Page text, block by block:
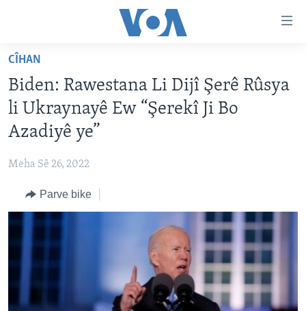
Yekser
naveroka
serekî
Yekser
here
Malpera
Yekser
here
Lêgerînê
DESTPÊK
NÛÇE
VÎDYO GALERÎ
HEVPEYVÎN
HERÊMÊN KURDAN
TIRKÎYE
SÛRÎYE
ÎRAQ
ÎRAN
ROJHILATA NAVÎN
CÎHAN
Biden: Rawestana Li Dijî Şerê Rûsya
li Ukraynayê Ew “Şerekî Ji Bo
Azadiyê ye”
Meha Sê 26, 2022
Parve bike